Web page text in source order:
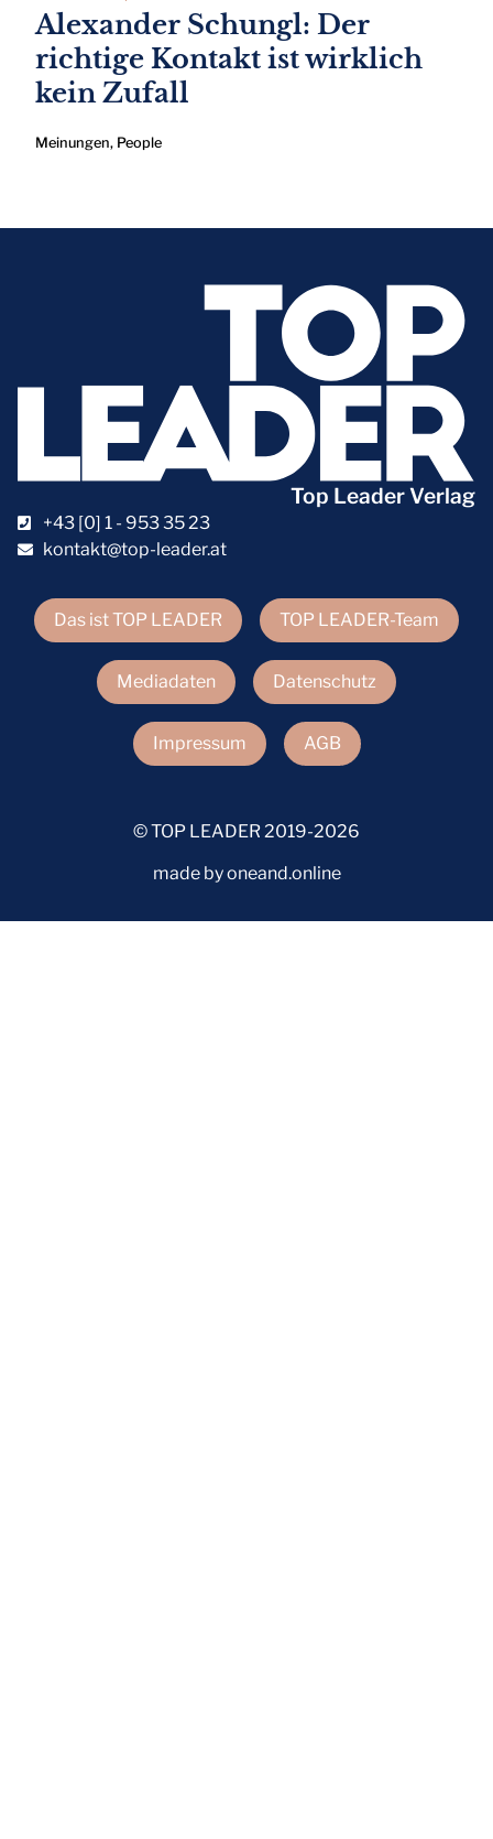
Alexander Schungl: Der
richtige Kontakt ist wirklich
kein Zufall
Meinungen, People
Das ist TOP LEADER TOP LEADER-Team
Mediadaten Datenschutz
Impressum AGB
Top Leader Verlag
+43 [0] 1 - 953 35 23
kontakt@top-leader.at
© TOP LEADER 2019-2026
made by oneand.online